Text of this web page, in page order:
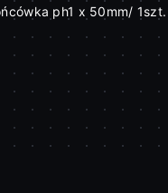
ph1 x 50mm/